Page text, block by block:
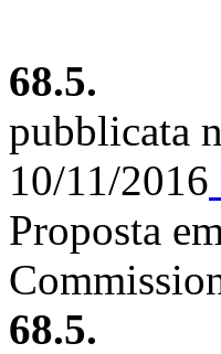
68.5.
pubblicata
10/11/2016
Proposta
68.5.